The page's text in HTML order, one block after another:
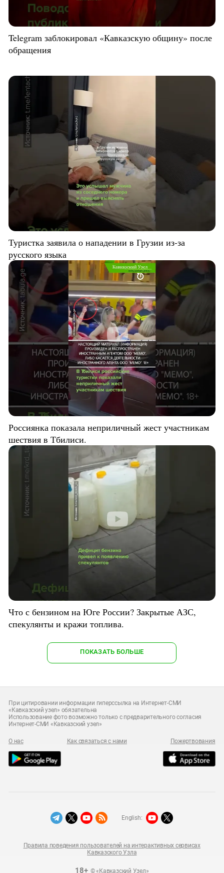
Telegram заблокировал «Кавказскую общину» после
обращения
Туристка заявила о нападении в Грузии из-за
русского языка
Россиянка показала неприличный жест участникам
шествия в Тбилиси.
Что с бензином на Юге России? Закрытые АЗС,
спекулянты и кражи топлива.
ПОКАЗАТЬ БОЛЬШЕ
При цитировании информации гиперссылка на Интернет-СМИ
«Кавказский узел» обязательна
Использование фото возможно только с предварительного согласия
Интернет-СМИ «Кавказский узел»
О нас Как связаться с нами Пожертвования
18+© «Кавказский Узел»
Правила поведения пользователей на интерактивных сервисах
Кавказского Узла
English: